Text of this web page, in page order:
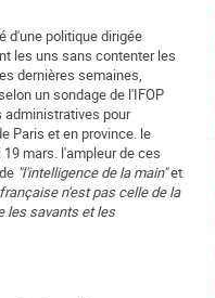
d'une politique dirigée
les uns sans contenter les
dernières semaines,
un sondage de l'IFOP
administratives pour
Paris et en province. le
mars. l'ampleur de ces
"l'intelligence de la main"et
n'est pas celle de la
les savants et les